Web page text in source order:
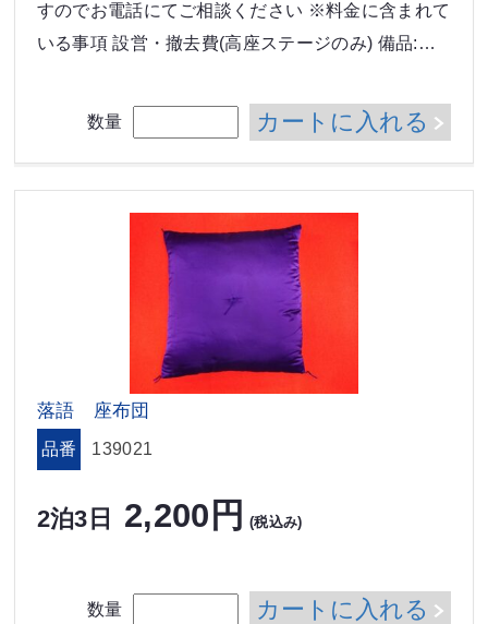
すのでお電話にてご相談ください ※料金に含まれて
いる事項 設営・撤去費(高座ステージのみ) 備品:…
数量 カートに入れる
落語 座布団
品番 139021
2泊3日 2,200円 (税込み)
数量 カートに入れる